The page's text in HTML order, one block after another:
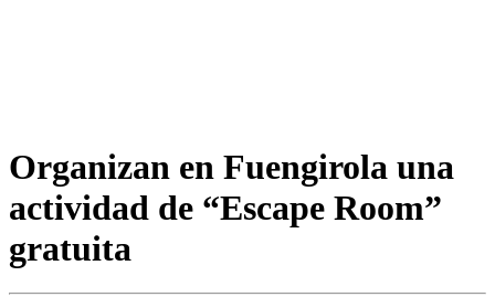
Organizan en Fuengirola una
actividad de “Escape Room”
gratuita